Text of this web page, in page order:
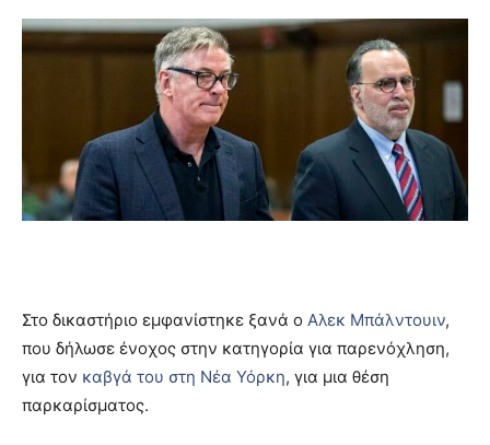
Στο δικαστήριο εμφανίστηκε ξανά ο Αλεκ Μπάλντουιν,
που δήλωσε ένοχος στην κατηγορία για παρενόχληση,
για τον καβγά του στη Νέα Υόρκη, για μια θέση
παρκαρίσματος.